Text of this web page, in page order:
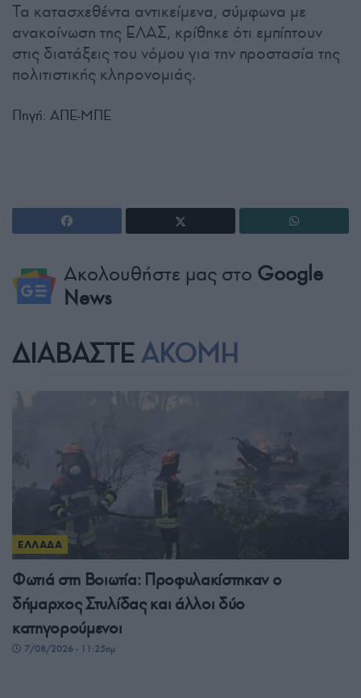
Τα κατασχεθέντα αντικείμενα, σύμφωνα με
ανακοίνωση της ΕΛΑΣ, κρίθηκε ότι εμπίπτουν
στις διατάξεις του νόμου για την προστασία της
πολιτιστικής κληρονομιάς.
Πηγή: ΑΠΕ-ΜΠΕ
Ακολουθήστε μας στο Google
News
ΔΙΑΒΑΣΤΕ ΑΚΟΜΗ
ΕΛΛΑΔΑ
Φωτιά στη Βοιωτία: Προφυλακίστηκαν ο
δήμαρχος Στυλίδας και άλλοι δύο
κατηγορούμενοι
7/08/2026 - 11:25πμ